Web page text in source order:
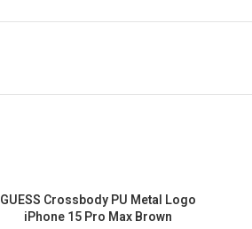
GUESS Crossbody PU Metal Logo
iPhone 15 Pro Max Brown